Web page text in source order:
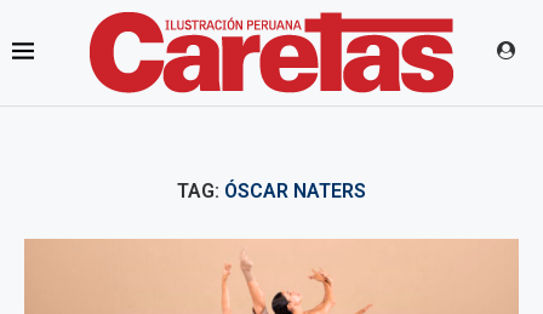
TAG: ÓSCAR NATERS